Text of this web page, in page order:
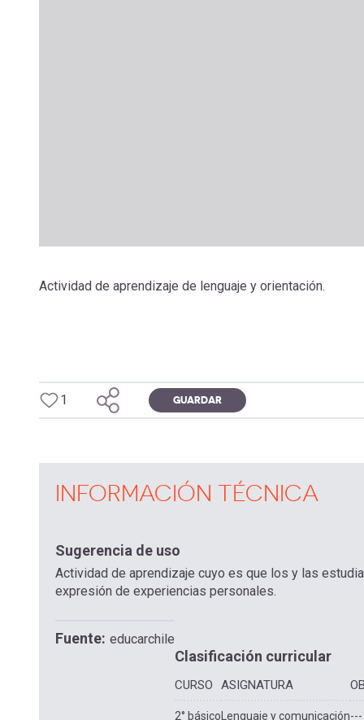
Actividad de aprendizaje de lenguaje y orientación.
1 GUARDAR
INFORMACIÓN TÉCNICA
Sugerencia de uso
Actividad de aprendizaje cuyo es que los y las
expresión de experiencias personales.
Fuente educarchile
Clasificación curricular
CURSO ASIGNATURA
2° básico Lenguaje y comunicación---